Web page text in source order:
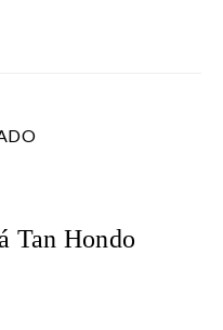
Tan Hondo